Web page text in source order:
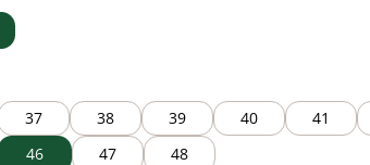
37 38 39 40 41
46 47 48